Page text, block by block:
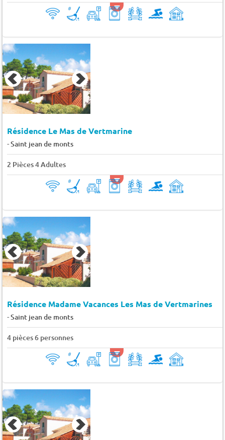
Résidence Le Mas de Vertmarine
-Saint jean de monts
2 Pièces 4 Adultes
Résidence Madame Vacances Les Mas de Vertmarines
-Saint jean de monts
4 pièces 6 personnes